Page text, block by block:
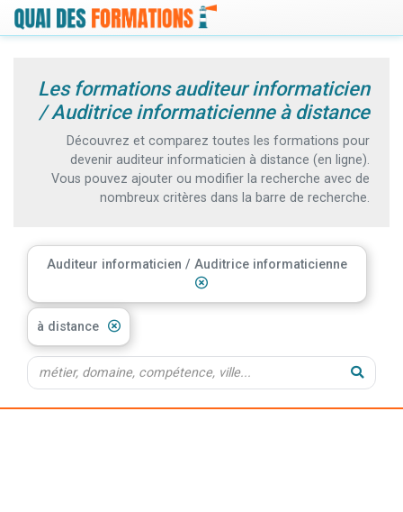
Les formations auditeur informaticien
/ Auditrice informaticienne à distance
Découvrez et comparez toutes les formations pour
devenir auditeur informaticien à distance (en ligne).
Vous pouvez ajouter ou modifier la recherche avec de
nombreux critères dans la barre de recherche.
Auditeur informaticien / Auditrice informaticienne
à distance